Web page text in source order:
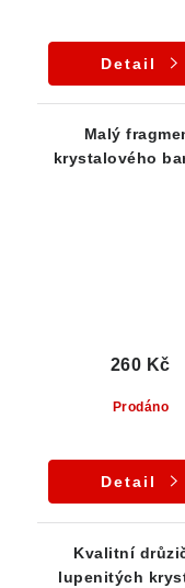
Detail
Malý
krystalového
Prodáno
260 Kč
Detail
Kvalitní
lupenitých